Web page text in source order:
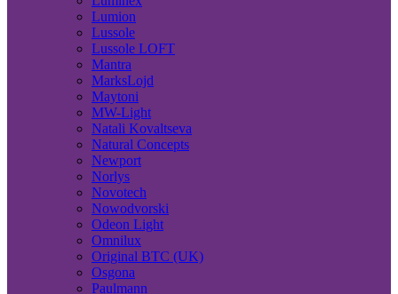
Lumion
Lussole
Lussole LOFT
Mantra
MarksLojd
Maytoni
MW-Light
Natali Kovaltseva
Natural Concepts
Newport
Norlys
Novotech
Nowodvorski
Odeon Light
Omnilux
Original BTC (UK)
Osgona
Paulmann